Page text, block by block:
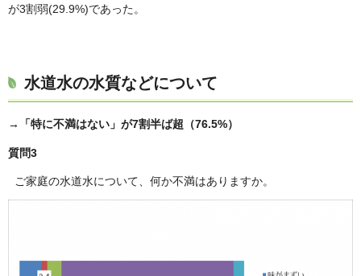
が3割弱(29.9%)であった。
水道水の水質などについて
→「特に不満はない」が7割半ば超（76.5%）
質問3
ご家庭の水道水について、何か不満はありますか。